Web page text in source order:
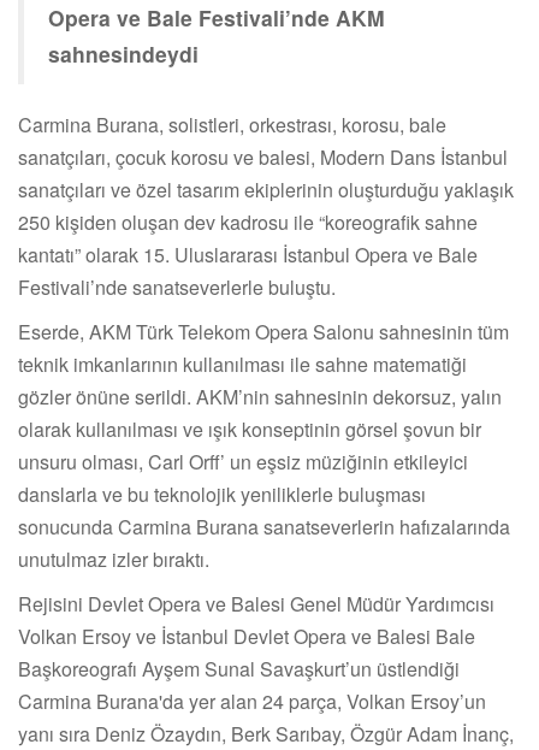
Opera ve Bale Festivali’nde AKM
sahnesindeydi
Carmina Burana, solistleri, orkestrası, korosu, bale
sanatçıları, çocuk korosu ve balesi, Modern Dans İstanbul
sanatçıları ve özel tasarım ekiplerinin oluşturduğu yaklaşık
250 kişiden oluşan dev kadrosu ile “koreografik sahne
kantatı” olarak 15. Uluslararası İstanbul Opera ve Bale
Festivali’nde sanatseverlerle buluştu.
Eserde, AKM Türk Telekom Opera Salonu sahnesinin tüm
teknik imkanlarının kullanılması ile sahne matematiği
gözler önüne serildi. AKM’nin sahnesinin dekorsuz, yalın
olarak kullanılması ve ışık konseptinin görsel şovun bir
unsuru olması, Carl Orff’ un eşsiz müziğinin etkileyici
danslarla ve bu teknolojik yeniliklerle buluşması
sonucunda Carmina Burana sanatseverlerin hafızalarında
unutulmaz izler bıraktı.
Rejisini Devlet Opera ve Balesi Genel Müdür Yardımcısı
Volkan Ersoy ve İstanbul Devlet Opera ve Balesi Bale
Başkoreografı Ayşem Sunal Savaşkurt’un üstlendiği
Carmina Burana'da yer alan 24 parça, Volkan Ersoy’un
yanı sıra Deniz Özaydın, Berk Sarıbay, Özgür Adam İnanç,